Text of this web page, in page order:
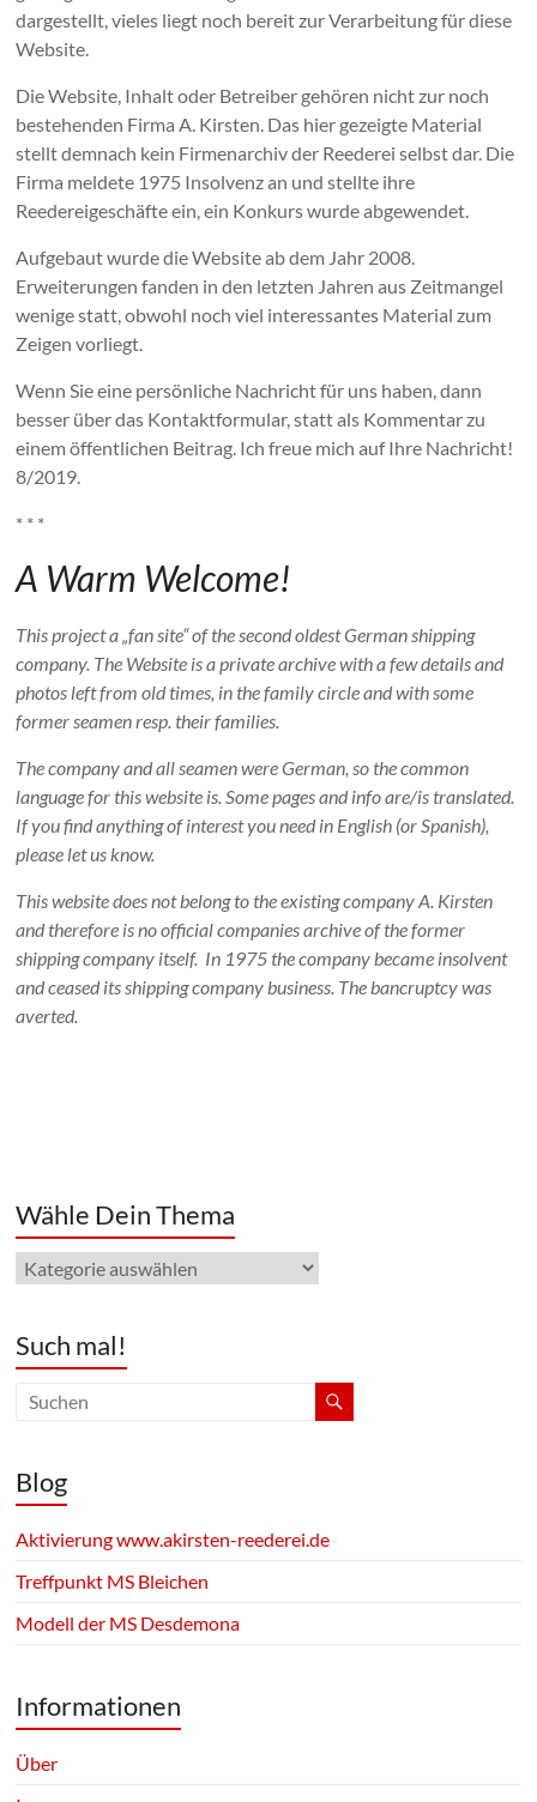
dargestellt, vieles liegt noch bereit zur Verarbeitung für diese
Website.
Die Website, Inhalt oder Betreiber gehören nicht zur noch
bestehenden Firma A. Kirsten. Das hier gezeigte Material
stellt demnach kein Firmenarchiv der Reederei selbst dar. Die
Firma meldete 1975 Insolvenz an und stellte ihre
Reedereigeschäfte ein, ein Konkurs wurde abgewendet.
Aufgebaut wurde die Website ab dem Jahr 2008.
Erweiterungen fanden in den letzten Jahren aus Zeitmangel
wenige statt, obwohl noch viel interessantes Material zum
Zeigen vorliegt.
Wenn Sie eine persönliche Nachricht für uns haben, dann
besser über das Kontaktformular, statt als Kommentar zu
einem öffentlichen Beitrag. Ich freue mich auf Ihre Nachricht!
8/2019.
* * *
A Warm Welcome!
This project a „fan site“ of the second oldest German shipping
company. The Website is a private archive with a few details and
photos left from old times, in the family circle and with some
former seamen resp. their families.
The company and all seamen were German, so the common
language for this website is. Some pages and info are/is translated.
If you find anything of interest you need in English (or Spanish),
please let us know.
This website does not belong to the existing company A. Kirsten
and therefore is no official companies archive of the former
shipping company itself. In 1975 the company became insolvent
and ceased its shipping company business. The bancruptcy was
averted.
Wähle Dein Thema
Wähle
Dein
Such mal!
Blog
Aktivierung www.akirsten-reederei.de
Treffpunkt MS Bleichen
Modell der MS Desdemona
Informationen
Über